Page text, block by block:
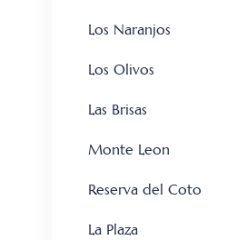
Los Naranjos
Los Olivos
Las Brisas
Monte Leon
Reserva del Coto
La Plaza